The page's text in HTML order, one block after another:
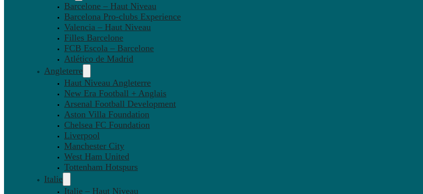
Barcelone – Haut Niveau
Barcelona Pro-clubs Experience
Valencia – Haut Niveau
Filles Barcelone
FCB Escola – Barcelone
Atlético de Madrid
Angleterre
Haut Niveau Angleterre
New Era Football + Anglais
Arsenal Football Development
Aston Villa Foundation
Chelsea FC Foundation
Liverpool
Manchester City
West Ham United
Tottenham Hotspurs
Italie
Italie – Haut Niveau